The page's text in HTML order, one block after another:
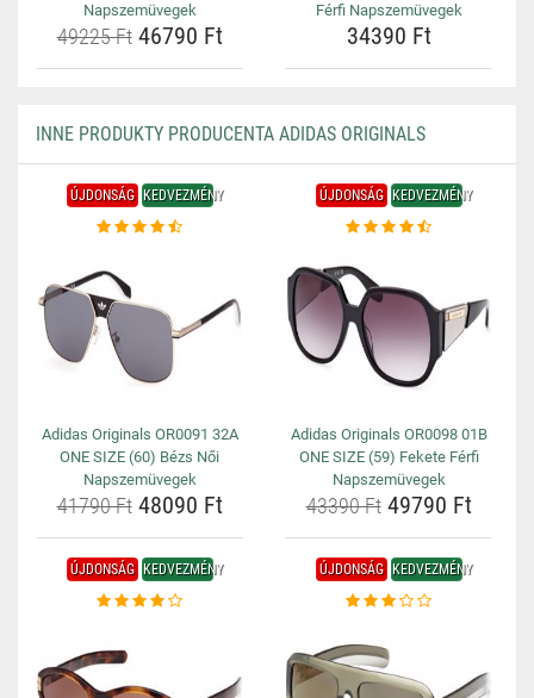
Napszemüvegek
49225 Ft46790 Ft
Férfi Napszemüvegek
34390 Ft
INNE PRODUKTY PRODUCENTA ADIDAS ORIGINALS
ÚJDONSÁG KEDVEZMÉNY
Adidas Originals OR0091 32A
ONE SIZE (60) Bézs Női
Napszemüvegek
41790 Ft48090 Ft
ÚJDONSÁG KEDVEZMÉNY
Adidas Originals OR0098 01B
ONE SIZE (59) Fekete Férfi
Napszemüvegek
43390 Ft49790 Ft
ÚJDONSÁG KEDVEZMÉNY ÚJDONSÁG KEDVEZMÉNY